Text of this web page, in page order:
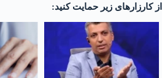
از کارزارهای زیر حمایت کنید: